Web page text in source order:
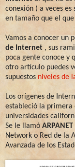
conexión ( a veces
en tamaño que el
Vamos a conocer un
de Internet , sus
poca gente conoce y
otro artículo puedes
supuestos niveles de
Los orígenes de
estableció la primera
universidades
Se le llamó ARPANET
Network o Red de la
Avanzada de los